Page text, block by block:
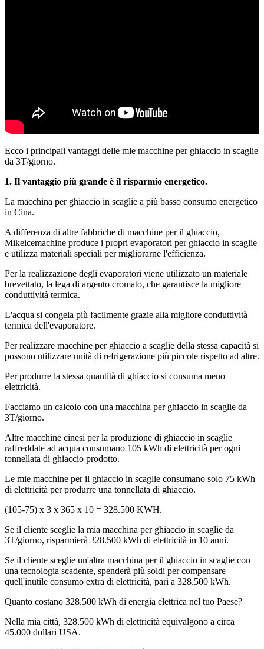
Ecco i principali vantaggi delle mie macchine per ghiaccio in scaglie
da 3T/giorno.
1. Il vantaggio più grande è il risparmio energetico.
La macchina per ghiaccio in scaglie a più basso consumo energetico
in Cina.
A differenza di altre fabbriche di macchine per il ghiaccio,
Mikeicemachine produce i propri evaporatori per ghiaccio in scaglie
e utilizza materiali speciali per migliorarne l'efficienza.
Per la realizzazione degli evaporatori viene utilizzato un materiale
brevettato, la lega di argento cromato, che garantisce la migliore
conduttività termica.
L'acqua si congela più facilmente grazie alla migliore conduttività
termica dell'evaporatore.
Per realizzare macchine per ghiaccio a scaglie della stessa capacità si
possono utilizzare unità di refrigerazione più piccole rispetto ad altre.
Per produrre la stessa quantità di ghiaccio si consuma meno
elettricità.
Facciamo un calcolo con una macchina per ghiaccio in scaglie da
3T/giorno.
Altre macchine cinesi per la produzione di ghiaccio in scaglie
raffreddate ad acqua consumano 105 kWh di elettricità per ogni
tonnellata di ghiaccio prodotto.
Le mie macchine per il ghiaccio in scaglie consumano solo 75 kWh
di elettricità per produrre una tonnellata di ghiaccio.
(105-75) x 3 x 365 x 10 = 328.500 KWH.
Se il cliente sceglie la mia macchina per ghiaccio in scaglie da
3T/giorno, risparmierà 328.500 kWh di elettricità in 10 anni.
Se il cliente sceglie un'altra macchina per il ghiaccio in scaglie con
una tecnologia scadente, spenderà più soldi per compensare
quell'inutile consumo extra di elettricità, pari a 328.500 kWh.
Quanto costano 328.500 kWh di energia elettrica nel tuo Paese?
Nella mia città, 328.500 kWh di elettricità equivalgono a circa
45.000 dollari USA.